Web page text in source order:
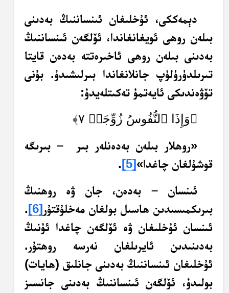
دېمەككى، ئۇخلىغان ئىنساننىڭ بەدىنى
بىلەن روھى ئويغانغاندا، ئۆلگەن ئىنساننىڭ
بەدىنى بىلەن روھى ئاخىرەتتە بەدەن قايتا
تىرىلدۈرۈلۈپ جانلانغاندا بىرلىشىدۇ. بۇنى
تۆۋەندىكى ئايەتمۇ تەكىتلەيدۇ:
﴿وَإِذَا ٱلنُّفُوسُ زُوِّجَتۡ ٧﴾
«روھلار بىلەن بەدەنلەر بىر – بىرىگە
قوشۇلغان چاغدا»[5]
.
ئىنسان – بەدەن، جان ۋە روھنىڭ
بىرىكمىسىدىن ھاسىل بولغان مەخلۇقتۇر[6]
.
ئىنسان ئۇخلىغان ۋە ئۆلگەن چاغدا ئۇنىڭ
بەدىنىدىن ئايرىلغان نەرسە روھتۇر.
ئۇخلىغان ئىنساننىڭ بەدىنى جانلىق (ھايات)
بولىدۇ، ئۆلگەن ئىنساننىڭ بەدىنى جانسىز